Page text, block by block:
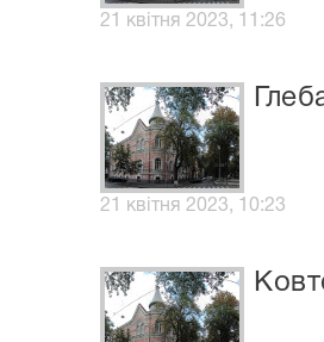
21 квітня 2023, 11:26
21 квітня 2023, 10:23